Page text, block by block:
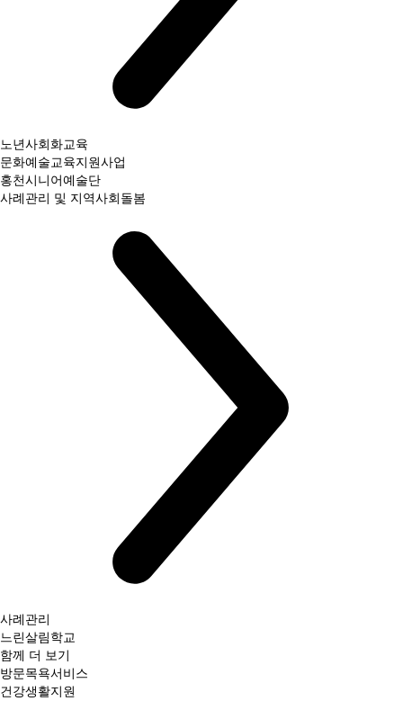
노년사회화교육
문화예술교육지원사업
홍천시니어예술단
사례관리 및 지역사회돌봄
사례관리
느린살림학교
함께 더 보기
방문목욕서비스
건강생활지원